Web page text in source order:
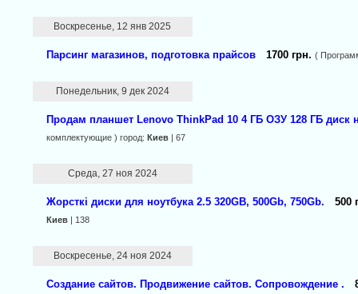
Воскресенье, 12 янв 2025
Парсинг магазинов, подготовка прайсов 1700 грн. (
Понедельник, 9 дек 2024
Продам планшет Lenovo ThinkPad 10 4 ГБ ОЗУ 128 ГБ диск
комплектующие ) город: Киев| 67
Среда, 27 ноя 2024
Жорсткі диски для ноутбука 2.5 320GB, 500Gb, 750Gb. 500
Киев| 138
Воскресенье, 24 ноя 2024
Создание сайтов. Продвижение сайтов. Сопровождение .